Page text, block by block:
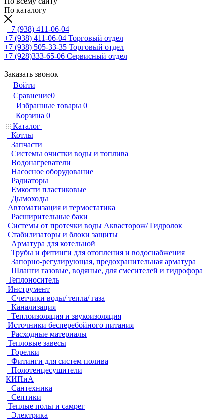
По каталогу
+7 (938) 411-06-04
+7 (938) 411-06-04 Торговый отдел
+7 (938) 505-33-35 Торговый отдел
+7 (928)333-65-06 Сервисный отдел
Заказать звонок
Войти
Сравнение0
Избранные товары 0
Корзина 0
Каталог
Котлы
Запчасти
Системы очистки воды и топлива
Водонагреватели
Насосное оборудование
Радиаторы
Емкости пластиковые
Дымоходы
Автоматизация и термостатика
Расширительные баки
Системы от протечки воды Аквасторож/ Гидролок
Стабилизаторы и блоки защиты
Арматура для котельной
Трубы и фитинги для отопления и водоснабжения
Запорно-регулирующая, предохранительная арматура
Шланги газовые, водяные, для смесителей и гидрофора
Теплоноситель
Инструмент
Счетчики воды/ тепла/ газа
Канализация
Теплоизоляция и звукоизоляция
Источники бесперебойного питания
Расходные материалы
Тепловые завесы
Горелки
Фитинги для систем полива
Полотенцесушители
КИПиА
Сантехника
Септики
Теплые полы и самрег
Электрика